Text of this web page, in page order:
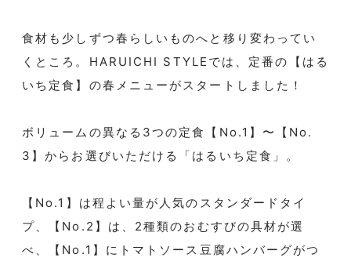
食材も少しずつ春らしいものへと移り変わってい
くところ。HARUICHI STYLEでは、定番の【はる
いち定食】の春メニューがスタートしました！
ボリュームの異なる3つの定食【No.1】〜【No.
3】からお選びいただける「はるいち定食」。
【No.1】は程よい量が人気のスタンダードタイ
プ、【No.2】は、2種類のおむすびの具材が選
べ、【No.1】にトマトソース豆腐ハンバーグがつ